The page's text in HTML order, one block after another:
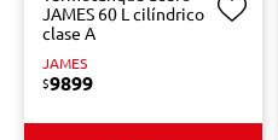
JAMES 60 L cilíndrico
clase A
JAMES
$9899